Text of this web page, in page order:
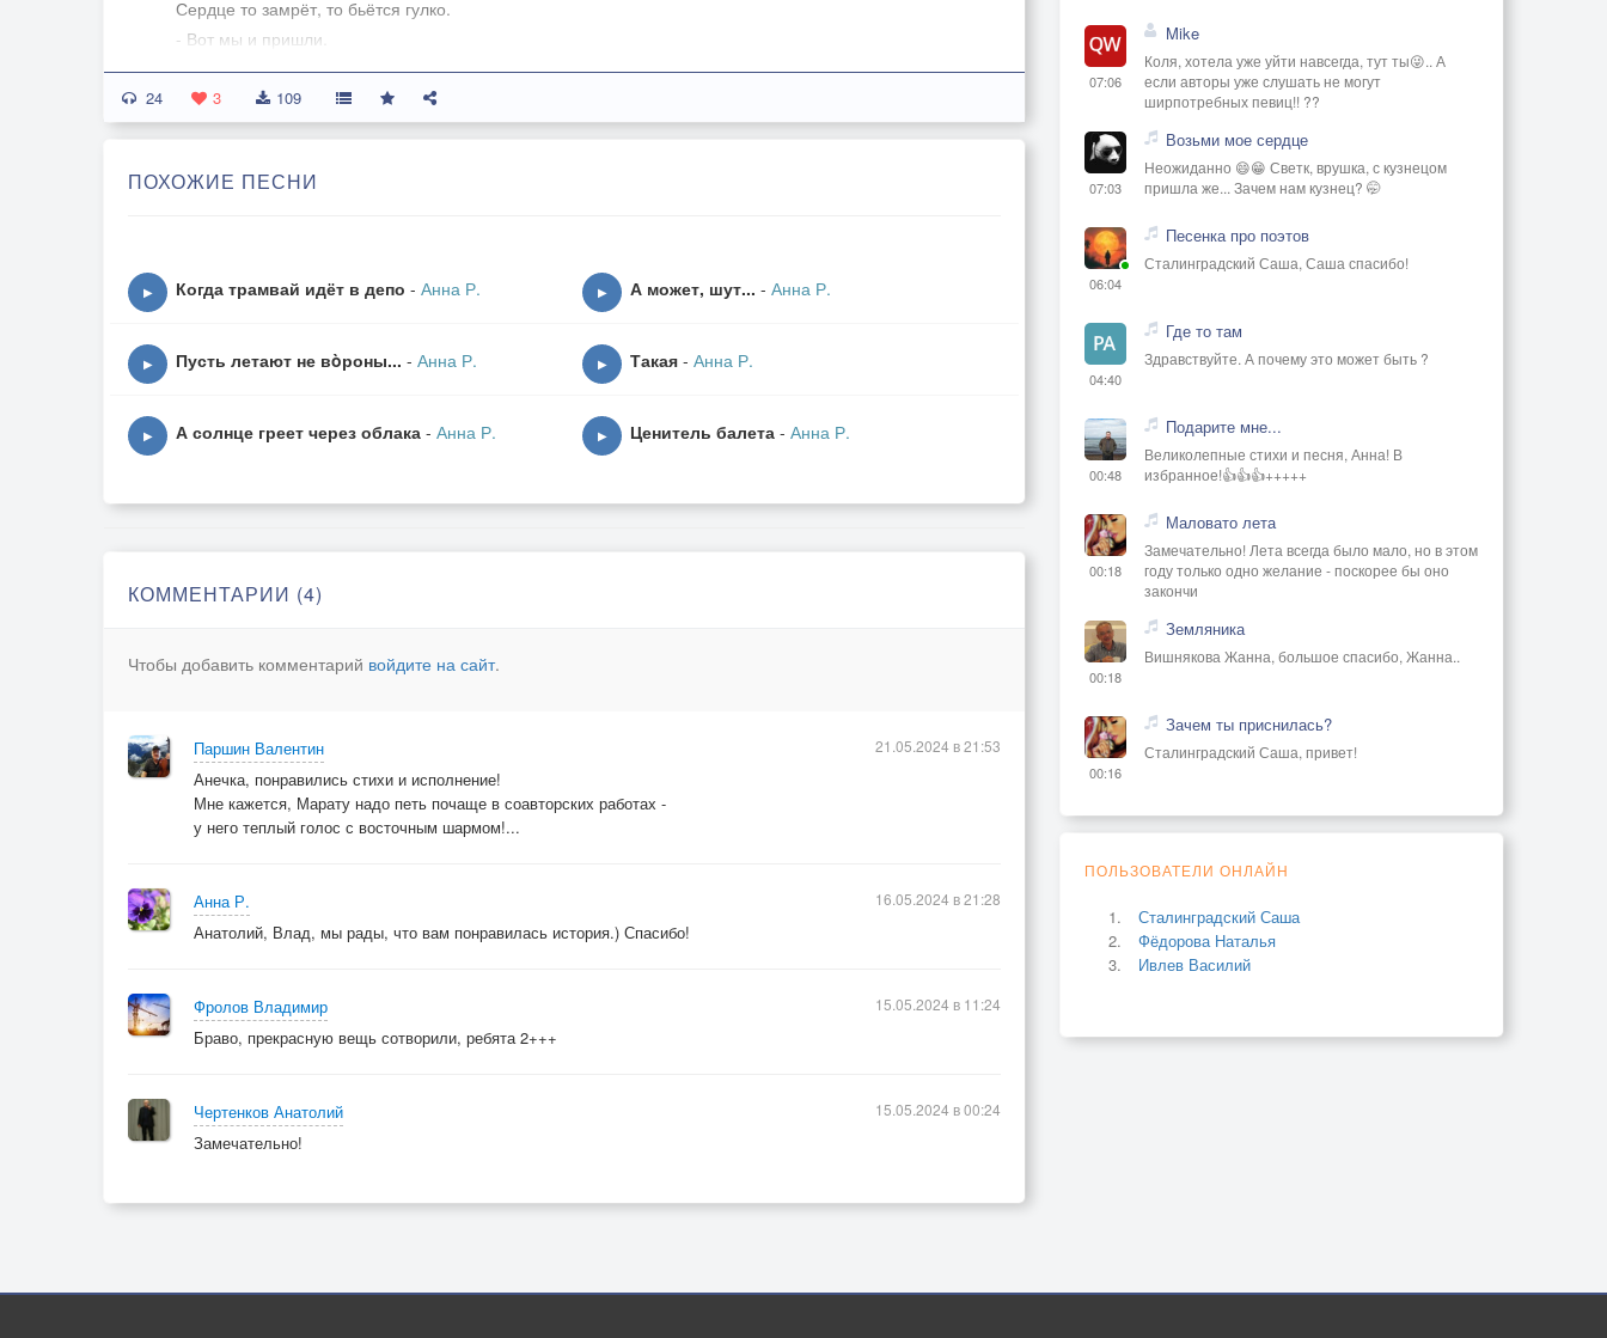
Сердце то замрёт, то бьётся гулко.
- Вот мы и пришли.
- Уже? Так скоро …
О любви, казалось, думать рано –
Слишком неожиданно и странно!
А душе не верится, что поздно!
Затаив надежды, вспоминали …
24 3 109
ПОХОЖИЕ ПЕСНИ
▶ Когда трамвай идёт в депо - Анна Р. ▶ А может, шут... - Анна Р.
▶ Пусть летают не вòроны... - Анна Р. ▶ Такая - Анна Р.
▶ А солнце греет через облака - Анна Р. ▶ Ценитель балета - Анна Р.
КОММЕНТАРИИ (4)
Чтобы добавить комментарий войдите на сайт.
Паршин Валентин
Анечка, понравились стихи и исполнение!
Мне кажется, Марату надо петь почаще в соавторских работах -
у него теплый голос с восточным шармом!...
21.05.2024 в 21:53
Анна Р.
Анатолий, Влад, мы рады, что вам понравилась история.) Спасибо!
16.05.2024 в 21:28
Фролов Владимир
Браво, прекрасную вещь сотворили, ребята 2+++
15.05.2024 в 11:24
Чертенков Анатолий
Замечательно!
15.05.2024 в 00:24
07:06
Mike
Коля, хотела уже уйти навсегда, тут ты😜.. А
если авторы уже слушать не могут
ширпотребных певиц!! ??
07:03
Возьми мое сердце
Неожиданно 😄😁 Светк, врушка, с кузнецом
пришла же... Зачем нам кузнец? 🤭
06:04
Песенка про поэтов
Сталинградский Саша, Саша спасибо!
04:40
Где то там
Здравствуйте. А почему это может быть ?
00:48
Подарите мне...
Великолепные стихи и песня, Анна! В
избранное!👍👍👍+++++
00:18
Маловато лета
Замечательно! Лета всегда было мало, но в этом
году только одно желание - поскорее бы оно
закончи
00:18
Земляника
Вишнякова Жанна, большое спасибо, Жанна..
00:16
Зачем ты приснилась?
Сталинградский Саша, привет!
ПОЛЬЗОВАТЕЛИ ОНЛАЙН
Сталинградский Саша
Фёдорова Наталья
Ивлев Василий